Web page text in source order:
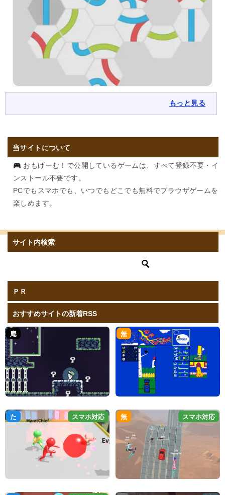
もっと見る
当サイトについて
おもげーむ！で公開しているゲームは、すべて登録不要・イ
ンストール不要です。
PCでもスマホでも、いつでもどこでも無料でブラウザゲームを
楽しめます。
サイト内検索
ＰＲ
おすすめサイトの新着RSS
庵 無
た スマホ対応 無 スマホ対応